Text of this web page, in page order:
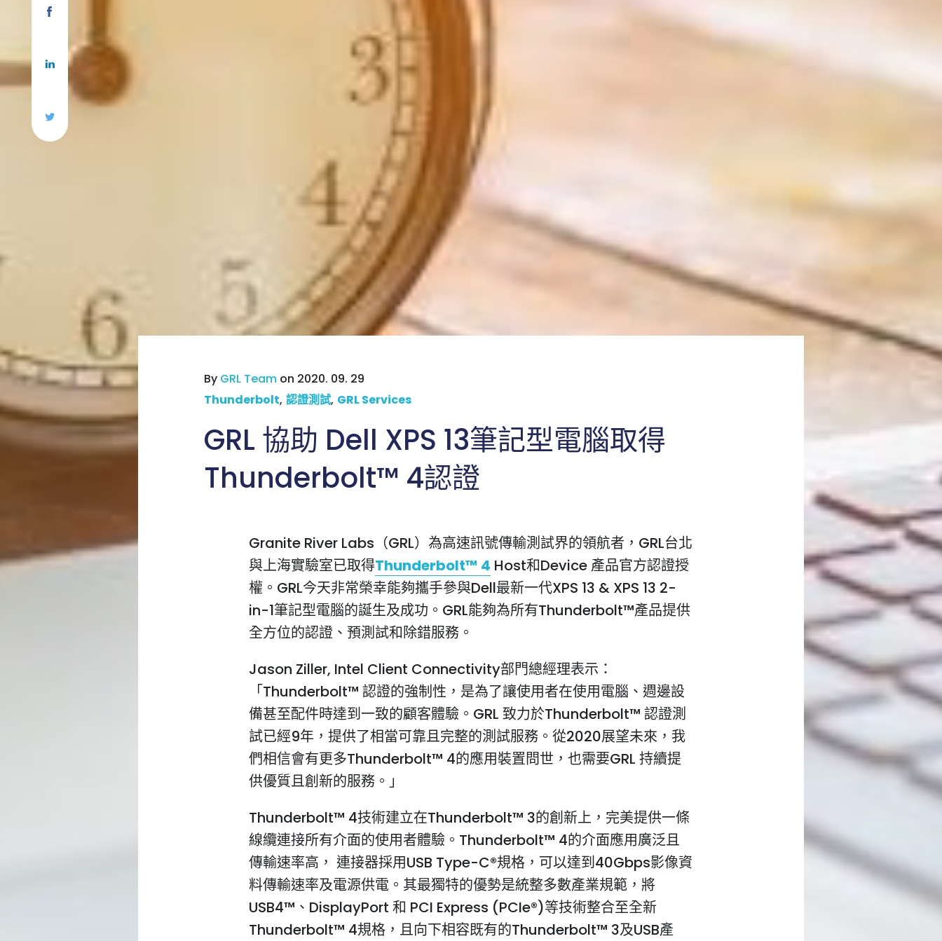
By GRL Team on 2020. 09. 29
Thunderbolt, 認證測試, GRL Services
GRL 協助 Dell XPS 13筆記型電腦取得
Thunderbolt™ 4認證
Granite River Labs（GRL）為高速訊號傳輸測試界的領航者，GRL台北
與上海實驗室已取得Thunderbolt™ 4 Host和Device 產品官方認證授
權。GRL今天非常榮幸能夠攜手參與Dell最新一代XPS 13 & XPS 13 2-
in-1筆記型電腦的誕生及成功。GRL能夠為所有Thunderbolt™產品提供
全方位的認證、預測試和除錯服務。
Jason Ziller, Intel Client Connectivity部門總經理表示：
「Thunderbolt™ 認證的強制性，是為了讓使用者在使用電腦、週邊設
備甚至配件時達到一致的顧客體驗。GRL 致力於Thunderbolt™ 認證測
試已經9年，提供了相當可靠且完整的測試服務。從2020展望未來，我
們相信會有更多Thunderbolt™ 4的應用裝置問世，也需要GRL 持續提
供優質且創新的服務。」
Thunderbolt™ 4技術建立在Thunderbolt™ 3的創新上，完美提供一條
線纜連接所有介面的使用者體驗。Thunderbolt™ 4的介面應用廣泛且
傳輸速率高， 連接器採用USB Type-C®規格，可以達到40Gbps影像資
料傳輸速率及電源供電。其最獨特的優勢是統整多數產業規範，將
USB4™、DisplayPort 和 PCI Express (PCIe®)等技術整合至全新
Thunderbolt™ 4規格，且向下相容既有的Thunderbolt™ 3及USB產